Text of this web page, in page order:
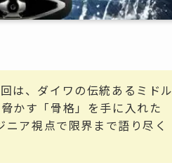
は、ダイワの伝統あるミドル
かす「骨格」を手に入れた
ニア視点で限界まで語り尽く